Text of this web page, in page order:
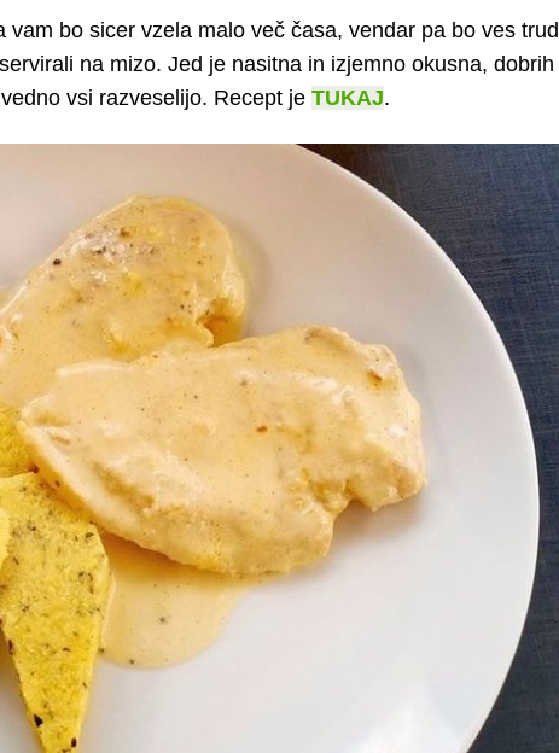
vam bo sicer vzela malo več časa, vendar pa bo ves trud
na mizo. Jed je nasitna in izjemno okusna, dobrih
vsi razveselijo. Recept je TUKAJ.